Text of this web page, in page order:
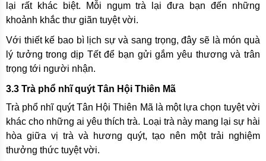
lại rất khác biệt. Mỗi ngụm trà lại đưa bạn đến những
khoảnh khắc thư giãn tuyệt vời.
Với thiết kế bao bì lịch sự và sang trọng, đây sẽ là món quà
lý tưởng trong dịp Tết để bạn gửi gắm yêu thương và trân
trọng tới người nhận.
3.3 Trà phổ nhĩ quýt Tân Hội Thiên Mã
Trà phổ nhĩ quýt Tân Hội Thiên Mã là một lựa chọn tuyệt vời
khác cho những ai yêu thích trà. Loại trà này mang lại sự hài
hòa giữa vị trà và hương quýt, tạo nên một trải nghiệm
thưởng thức tuyệt vời.